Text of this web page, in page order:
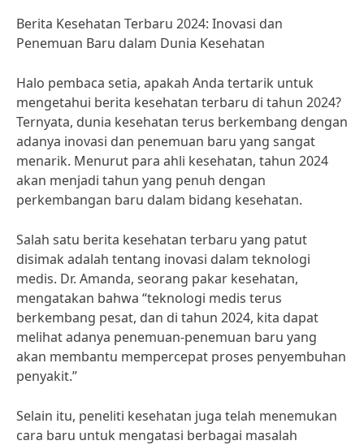
Berita Kesehatan Terbaru 2024: Inovasi dan
Penemuan Baru dalam Dunia Kesehatan
Halo pembaca setia, apakah Anda tertarik untuk
mengetahui berita kesehatan terbaru di tahun 2024?
Ternyata, dunia kesehatan terus berkembang dengan
adanya inovasi dan penemuan baru yang sangat
menarik. Menurut para ahli kesehatan, tahun 2024
akan menjadi tahun yang penuh dengan
perkembangan baru dalam bidang kesehatan.
Salah satu berita kesehatan terbaru yang patut
disimak adalah tentang inovasi dalam teknologi
medis. Dr. Amanda, seorang pakar kesehatan,
mengatakan bahwa “teknologi medis terus
berkembang pesat, dan di tahun 2024, kita dapat
melihat adanya penemuan-penemuan baru yang
akan membantu mempercepat proses penyembuhan
penyakit.”
Selain itu, peneliti kesehatan juga telah menemukan
cara baru untuk mengatasi berbagai masalah